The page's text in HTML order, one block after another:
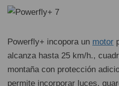
Powerfly+ incopora un motor
alcanza hasta 25 km/h.,
montaña con protección
permite incorporar luces,